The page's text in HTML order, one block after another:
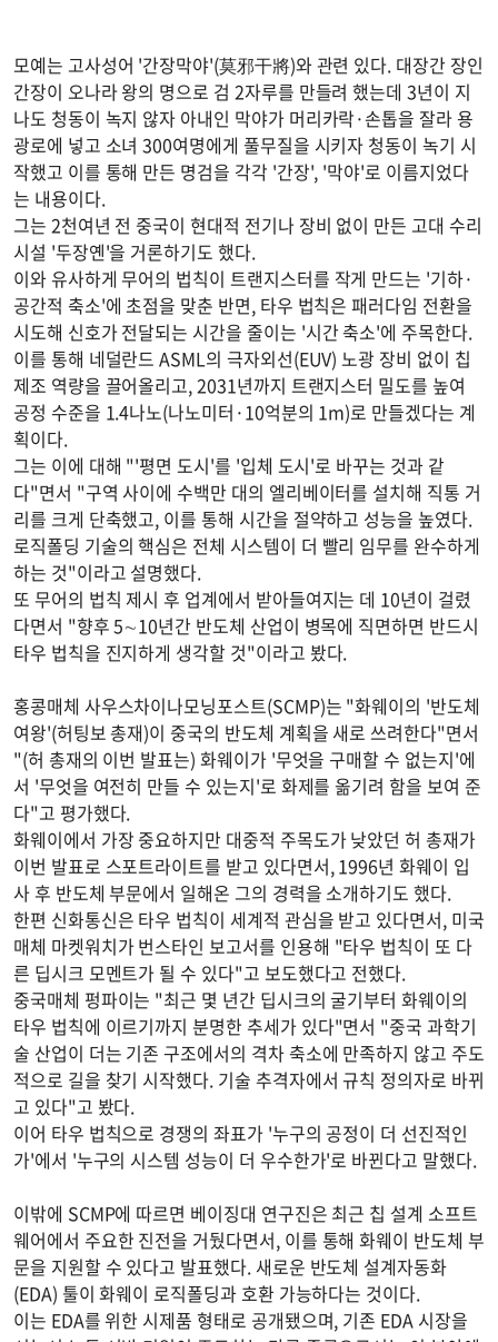
모예는 고사성어 '간장막야'(莫邪干將)와 관련 있다. 대장간 장인
간장이 오나라 왕의 명으로 검 2자루를 만들려 했는데 3년이 지
나도 청동이 녹지 않자 아내인 막야가 머리카락·손톱을 잘라 용
광로에 넣고 소녀 300여명에게 풀무질을 시키자 청동이 녹기 시
작했고 이를 통해 만든 명검을 각각 '간장', '막야'로 이름지었다
는 내용이다.
그는 2천여년 전 중국이 현대적 전기나 장비 없이 만든 고대 수리
시설 '두장옌'을 거론하기도 했다.
이와 유사하게 무어의 법칙이 트랜지스터를 작게 만드는 '기하·
공간적 축소'에 초점을 맞춘 반면, 타우 법칙은 패러다임 전환을
시도해 신호가 전달되는 시간을 줄이는 '시간 축소'에 주목한다.
이를 통해 네덜란드 ASML의 극자외선(EUV) 노광 장비 없이 칩
제조 역량을 끌어올리고, 2031년까지 트랜지스터 밀도를 높여
공정 수준을 1.4나노(나노미터·10억분의 1m)로 만들겠다는 계
획이다.
그는 이에 대해 "'평면 도시'를 '입체 도시'로 바꾸는 것과 같
다"면서 "구역 사이에 수백만 대의 엘리베이터를 설치해 직통 거
리를 크게 단축했고, 이를 통해 시간을 절약하고 성능을 높였다.
로직폴딩 기술의 핵심은 전체 시스템이 더 빨리 임무를 완수하게
하는 것"이라고 설명했다.
또 무어의 법칙 제시 후 업계에서 받아들여지는 데 10년이 걸렸
다면서 "향후 5∼10년간 반도체 산업이 병목에 직면하면 반드시
타우 법칙을 진지하게 생각할 것"이라고 봤다.
홍콩매체 사우스차이나모닝포스트(SCMP)는 "화웨이의 '반도체
여왕'(허팅보 총재)이 중국의 반도체 계획을 새로 쓰려한다"면서
"(허 총재의 이번 발표는) 화웨이가 '무엇을 구매할 수 없는지'에
서 '무엇을 여전히 만들 수 있는지'로 화제를 옮기려 함을 보여 준
다"고 평가했다.
화웨이에서 가장 중요하지만 대중적 주목도가 낮았던 허 총재가
이번 발표로 스포트라이트를 받고 있다면서, 1996년 화웨이 입
사 후 반도체 부문에서 일해온 그의 경력을 소개하기도 했다.
한편 신화통신은 타우 법칙이 세계적 관심을 받고 있다면서, 미국
매체 마켓워치가 번스타인 보고서를 인용해 "타우 법칙이 또 다
른 딥시크 모멘트가 될 수 있다"고 보도했다고 전했다.
중국매체 펑파이는 "최근 몇 년간 딥시크의 굴기부터 화웨이의
타우 법칙에 이르기까지 분명한 추세가 있다"면서 "중국 과학기
술 산업이 더는 기존 구조에서의 격차 축소에 만족하지 않고 주도
적으로 길을 찾기 시작했다. 기술 추격자에서 규칙 정의자로 바뀌
고 있다"고 봤다.
이어 타우 법칙으로 경쟁의 좌표가 '누구의 공정이 더 선진적인
가'에서 '누구의 시스템 성능이 더 우수한가'로 바뀐다고 말했다.
이밖에 SCMP에 따르면 베이징대 연구진은 최근 칩 설계 소프트
웨어에서 주요한 진전을 거뒀다면서, 이를 통해 화웨이 반도체 부
문을 지원할 수 있다고 발표했다. 새로운 반도체 설계자동화
(EDA) 툴이 화웨이 로직폴딩과 호환 가능하다는 것이다.
이는 EDA를 위한 시제품 형태로 공개됐으며, 기존 EDA 시장을